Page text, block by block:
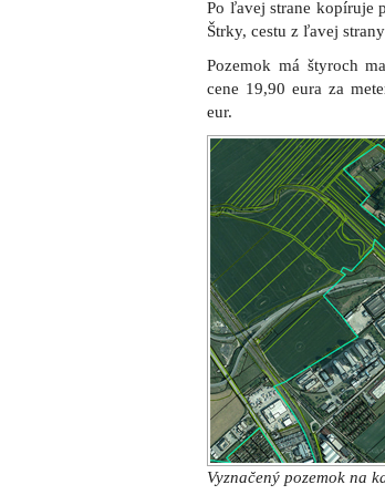
Po ľavej strane kopíruje
Štrky, cestu z ľavej
Pozemok má štyroch
cene 19,90 eura za
eur.
Vyznačený pozemok na